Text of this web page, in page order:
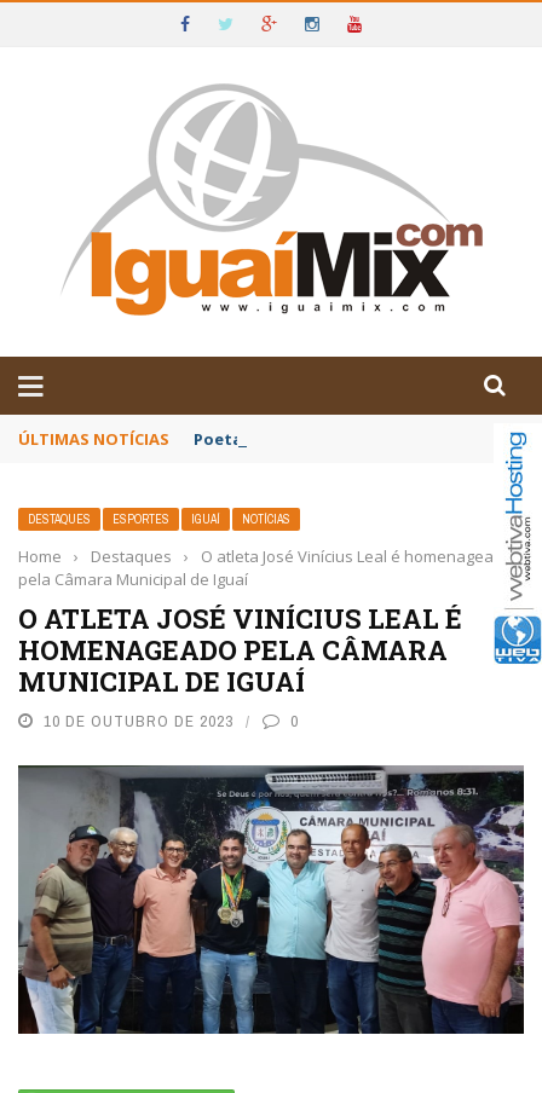
IGUAÍ E SUDOESTE DA BAHIA
ÚLTIMAS NOTÍCIAS Poetas baianos representam o Brasil no
DESTAQUES ESPORTES IGUAÍ NOTÍCIAS
Home › Destaques ›
O atleta José Vinícius Leal é homenageado
pela Câmara Municipal de Iguaí
O ATLETA JOSÉ VINÍCIUS LEAL É
HOMENAGEADO PELA CÂMARA
MUNICIPAL DE IGUAÍ
10 DE OUTUBRO DE 2023 0